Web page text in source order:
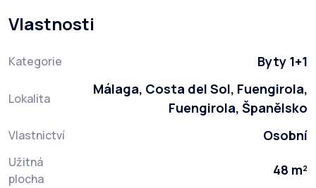
Vlastnosti
Kategorie Byty 1+1
Lokalita
Málaga, Costa del Sol, Fuengirola,
Fuengirola, Španělsko
Vlastnictví Osobní
Užitná
plocha
48 m²